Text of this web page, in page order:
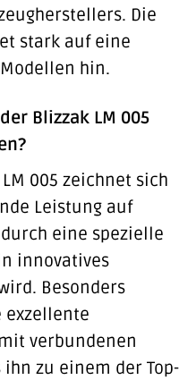
Die
stark auf eine
hin.
Blizzak LM 005
005 zeichnet sich
Leistung auf
eine spezielle
innovatives
Besonders
exzellente
verbundenen
zu einem der Top-